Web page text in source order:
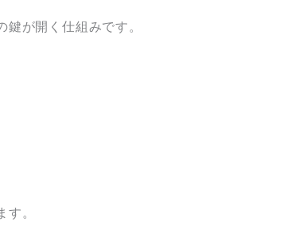
が開く仕組みです。
。